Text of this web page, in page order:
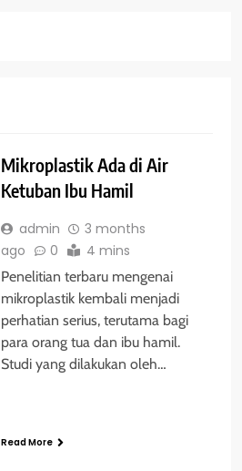
Mikroplastik Ada di Air
Ketuban Ibu Hamil
admin
3 months
ago
0 4 mins
Penelitian terbaru mengenai
mikroplastik kembali menjadi
perhatian serius, terutama bagi
para orang tua dan ibu hamil.
Studi yang dilakukan oleh…
Read More